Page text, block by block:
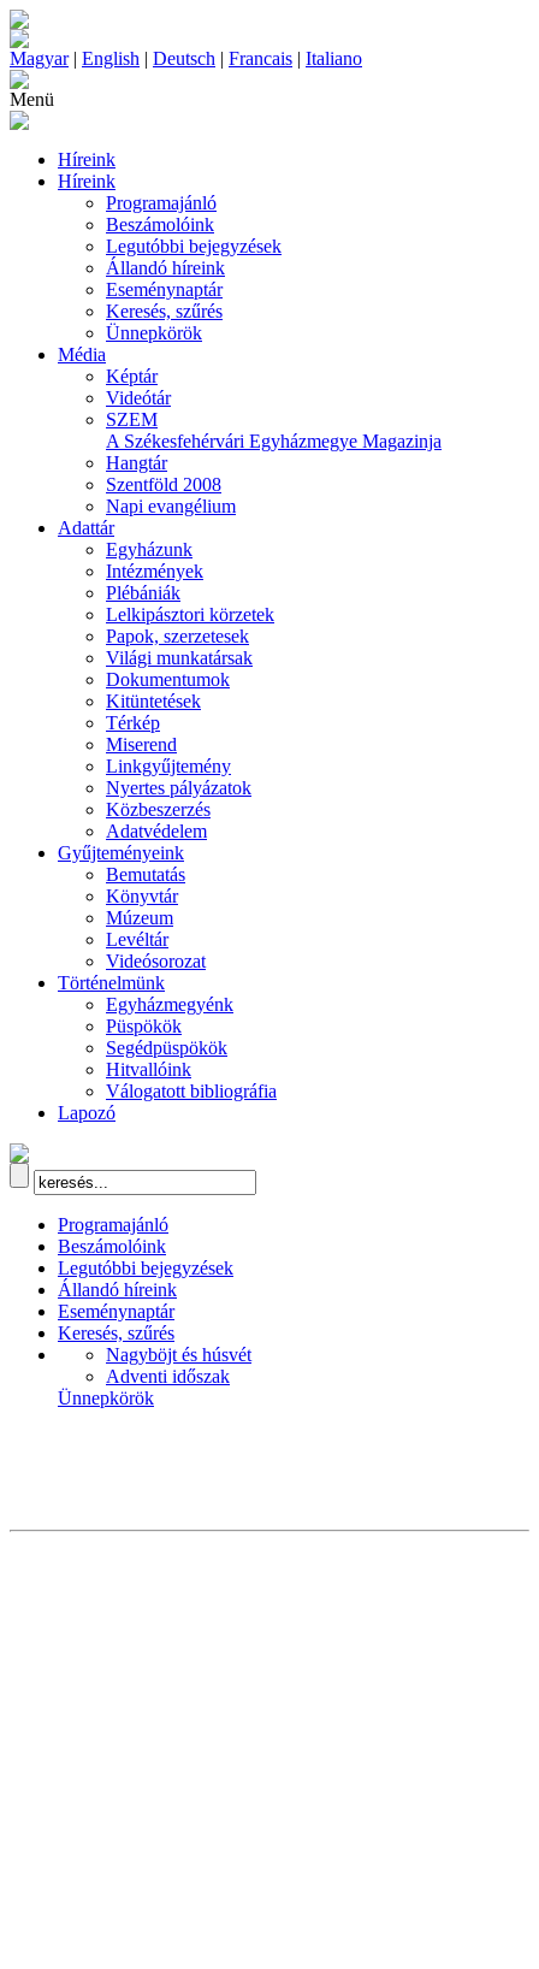
Magyar| English | Deutsch | Francais | Italiano
Menü
Híreink
Híreink
Programajánló
Beszámolóink
Legutóbbi bejegyzések
Állandó híreink
Eseménynaptár
Keresés, szűrés
Ünnepkörök
Média
Képtár
Videótár
SZEM
A Székesfehérvári Egyházmegye Magazinja
Hangtár
Szentföld 2008
Napi evangélium
Adattár
Egyházunk
Intézmények
Plébániák
Lelkipásztori körzetek
Papok, szerzetesek
Világi munkatársak
Dokumentumok
Kitüntetések
Térkép
Miserend
Linkgyűjtemény
Nyertes pályázatok
Közbeszerzés
Adatvédelem
Gyűjteményeink
Bemutatás
Könyvtár
Múzeum
Levéltár
Videósorozat
Történelmünk
Egyházmegyénk
Püspökök
Segédpüspökök
Hitvallóink
Válogatott bibliográfia
Lapozó
Programajánló
Beszámolóink
Legutóbbi bejegyzések
Állandó híreink
Eseménynaptár
Keresés, szűrés
Nagyböjt és húsvét
Adventi időszak
Ünnepkörök